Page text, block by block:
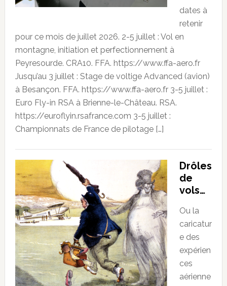
dates à
retenir
pour ce mois de juillet 2026. 2-5 juillet : Vol en
montagne, initiation et perfectionnement à
Peyresourde. CRA10. FFA. https://www.ffa-aero.fr
Jusqu’au 3 juillet : Stage de voltige Advanced (avion)
à Besançon. FFA. https://www.ffa-aero.fr 3-5 juillet :
Euro Fly-in RSA à Brienne-le-Château. RSA.
https://euroflyin.rsafrance.com 3-5 juillet :
Championnats de France de pilotage […]
Drôles
de
vols…
Ou la
caricatur
e des
expérien
ces
aérienne